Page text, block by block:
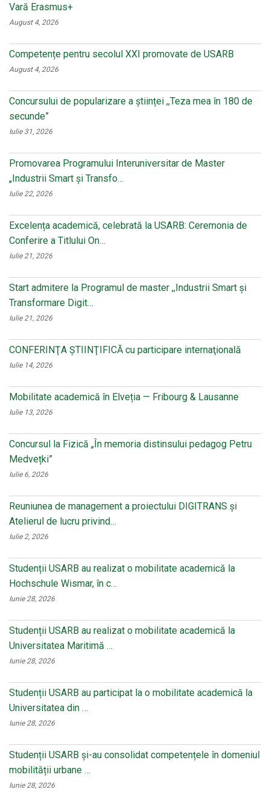
Vară Erasmus+
August 4, 2026
Competențe pentru secolul XXI promovate de USARB
August 4, 2026
Concursului de popularizare a științei ,,Teza mea în 180 de
secunde”
Iulie 31, 2026
Promovarea Programului Interuniversitar de Master
„Industrii Smart și Transfo…
Iulie 22, 2026
Excelența academică, celebrată la USARB: Ceremonia de
Conferire a Titlului On…
Iulie 21, 2026
Start admitere la Programul de master ,,Industrii Smart și
Transformare Digit…
Iulie 21, 2026
CONFERINŢA ŞTIINŢIFICĂ cu participare internaţională
Iulie 14, 2026
Mobilitate academică în Elveția — Fribourg & Lausanne
Iulie 13, 2026
Concursul la Fizică „În memoria distinsului pedagog Petru
Medvețki”
Iulie 6, 2026
Reuniunea de management a proiectului DIGITRANS și
Atelierul de lucru privind…
Iulie 2, 2026
Studenții USARB au realizat o mobilitate academică la
Hochschule Wismar, în c…
Iunie 28, 2026
Studenții USARB au realizat o mobilitate academică la
Universitatea Maritimă …
Iunie 28, 2026
Studenții USARB au participat la o mobilitate academică la
Universitatea din …
Iunie 28, 2026
Studenții USARB și-au consolidat competențele în domeniul
mobilității urbane …
Iunie 28, 2026